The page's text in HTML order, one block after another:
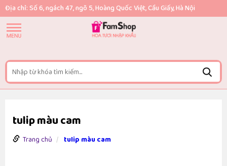
Địa chỉ: Số 6, ngách 47, ngõ 5, Hoàng Quốc Việt, Cầu Giấy, Hà Nội
tulip màu cam
Trang chủ tulip màu cam